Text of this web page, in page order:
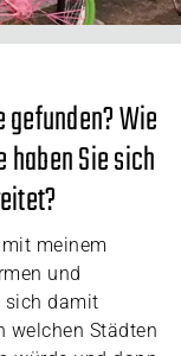
Wie
Sie sich
meinem
und
sich damit
welchen Städten